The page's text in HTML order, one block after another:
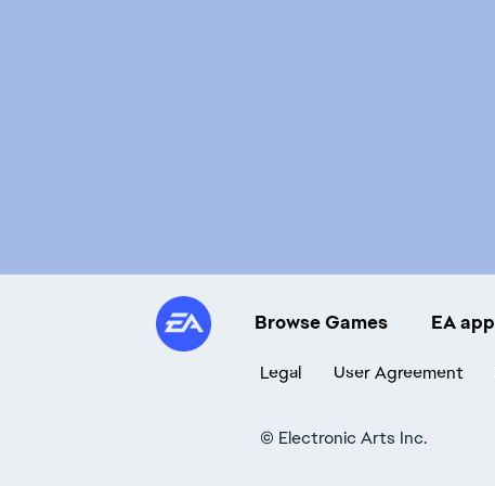
Browse Games EA app
Legal User Agreement
© Electronic Arts Inc.